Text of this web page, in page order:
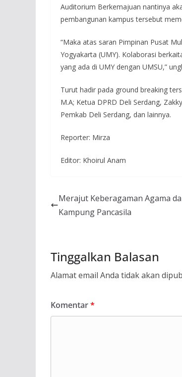
Auditorium Berkemajuan nantinya
pembangunan kampus tersebut
“Maka atas saran Pimpinan Pusat
Yogyakarta (UMY). Kolaborasi
yang ada di UMY dengan UMSU,”
Turut hadir pada ground breaking
M.A; Ketua DPRD Deli Serdang,
Pemkab Deli Serdang, dan lainnya.
Reporter: Mirza
Editor: Khoirul Anam
Merajut Keberagaman Agama
Kampung Pancasila
Tinggalkan Balasan
Alamat email Anda tidak akan
Komentar*